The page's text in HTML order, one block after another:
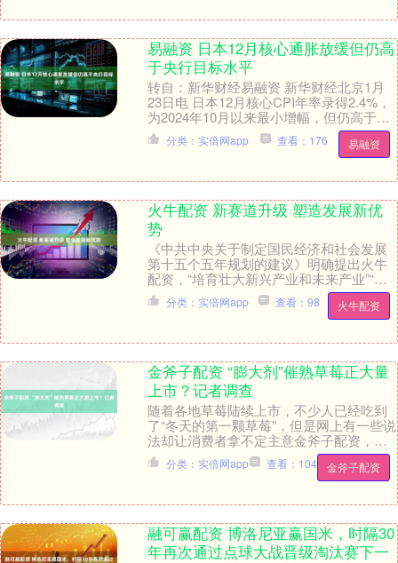
易融资 日本12月核心通胀放缓但仍高
于央行目标水平
转自：新华财经易融资 新华财经北京1月
23日电 日本12月核心CPI年率录得2.4%，
为2024年10月以来最小增幅，但仍高于央
行2%的目标水平，这维持了市场对....
易融资
分类：实倍网app 查看：176
火牛配资 新赛道升级 塑造发展新优
势
《中共中央关于制定国民经济和社会发展
第十五个五年规划的建议》明确提出火牛
配资，“培育壮大新兴产业和未来产业”“着
力打造新兴支柱产业”“前瞻布局未来产
业”。 在“....
火牛配资
分类：实倍网app 查看：98
金斧子配资 “膨大剂”催熟草莓正大量
上市？记者调查
随着各地草莓陆续上市，不少人已经吃到
了“冬天的第一颗草莓”，但是网上有一些说
法却让消费者拿不定主意金斧子配资，比
如“个儿大的草莓是打了膨大剂”“12月是草
莓科技....
金斧子配资
分类：实倍网app 查看：104
融可赢配资 博洛尼亚赢国米，时隔30
年再次通过点球大战晋级淘汰赛下一